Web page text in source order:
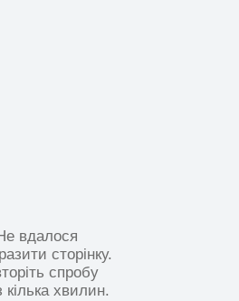
вдалося
сторінку.
спробу
кілька хвилин.